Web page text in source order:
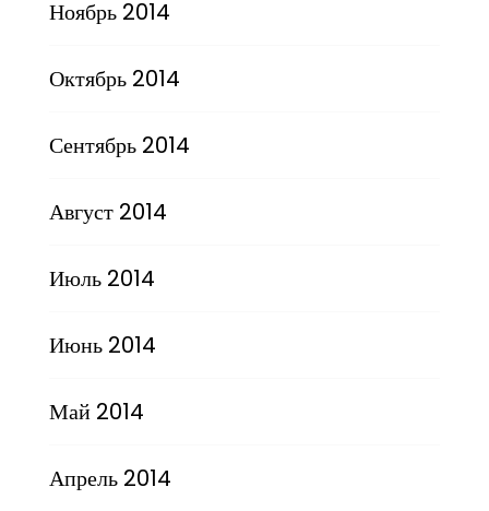
Ноябрь 2014
Октябрь 2014
Сентябрь 2014
Август 2014
Июль 2014
Июнь 2014
Май 2014
Апрель 2014